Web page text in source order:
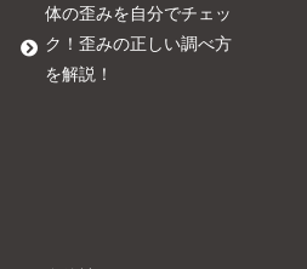
体の歪みを自分でチェッ
ク！歪みの正しい調べ方
を解説！